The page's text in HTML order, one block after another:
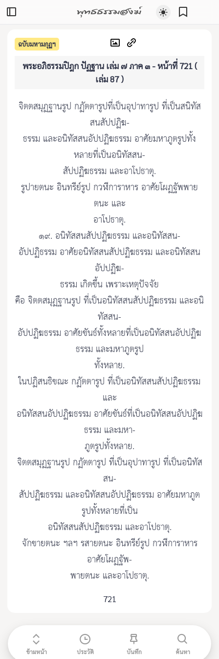
พุทธธรรมสงฆ์
ฉบับมหามกุฏฯ
พระอภิธรรมปิฎก ปัฏฐาน เล่ม ๗ ภาค ๓ - หน้าที่ 721 (
เล่ม 87 )
จิตตสมุฏฐานรูป กฏัตตารูปที่เป็นอุปาทารูป ที่เป็นสนิทัส
สนสัปปฏิฆ-
ธรรม และอนิทัสสนอัปปฏิฆธรรม อาศัยมหาภูตรูปทั้ง
หลายที่เป็นอนิทัสสน-
สัปปฏิฆธรรม และอาโปธาตุ.
รูปายตนะ อินทรีย์รูป กวฬีการาหาร อาศัยโผฏฐัพพาย
ตนะ และ
อาโปธาตุ.
๑๙. อนิทัสสนสัปปฏิฆธรรม และอนิทัสสน-
อัปปฏิธรรม อาศัยอนิทัสสนสัปปฏิฆธรรม และอนิทัสสน
อัปปฏิฆ-
ธรรม เกิดขึ้น เพราะเหตุปัจจัย
คือ จิตตสมุฏฐานรูป ที่เป็นอนิทัสสนสัปปฏิฆธรรม และอนิ
ทัสสน-
อัปปฏิฆธรรม อาศัยขันธ์ทั้งหลายที่เป็นอนิทัสสนอัปปฏิฆ
ธรรม และมหาภูตรูป
ทั้งหลาย.
ในปฏิสนธิขณะ กฏัตตารูป ที่เป็นอนิทัสสนสัปปฏิฆธรรม
และ
อนิทัสสนอัปปฏิฆธรรม อาศัยขันธ์ที่เป็นอนิทัสสนอัปปฏิฆ
ธรรม และมหา-
ภูตรูปทั้งหลาย.
จิตตสมุฏฐานรูป กฏัตตารูป ที่เป็นอุปาทารูป ที่เป็นอนิทัส
สน-
สัปปฏิฆธรรม และอนิทัสสนอัปปฏิฆธรรม อาศัยมหาภูต
รูปทั้งหลายที่เป็น
อนิทัสสนสัปปฏิฆธรรม และอาโปธาตุ.
จักขายตนะ ฯลฯ รสายตนะ อินทรีย์รูป กวฬีการาหาร
อาศัยโผฏฐัพ-
พายตนะ และอาโปธาตุ.
721
ข้ามหน้า ประวัติ บันทึก ค้นหา